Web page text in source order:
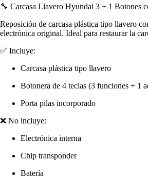
Con
Pilas
cantidad
🔧 Carcasa Llavero Hyundai 3 + 1 Botones
Reposición de carcasa plástica tipo llavero
electrónica original. Ideal para restaurar la
✅ Incluye:
Carcasa plástica tipo llavero
Botonera de 4 teclas (3 funciones + 1
Porta pilas incorporado
❌ No incluye:
Electrónica interna
Chip transponder
Batería